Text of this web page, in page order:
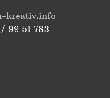
kreativ.info
99 51 783